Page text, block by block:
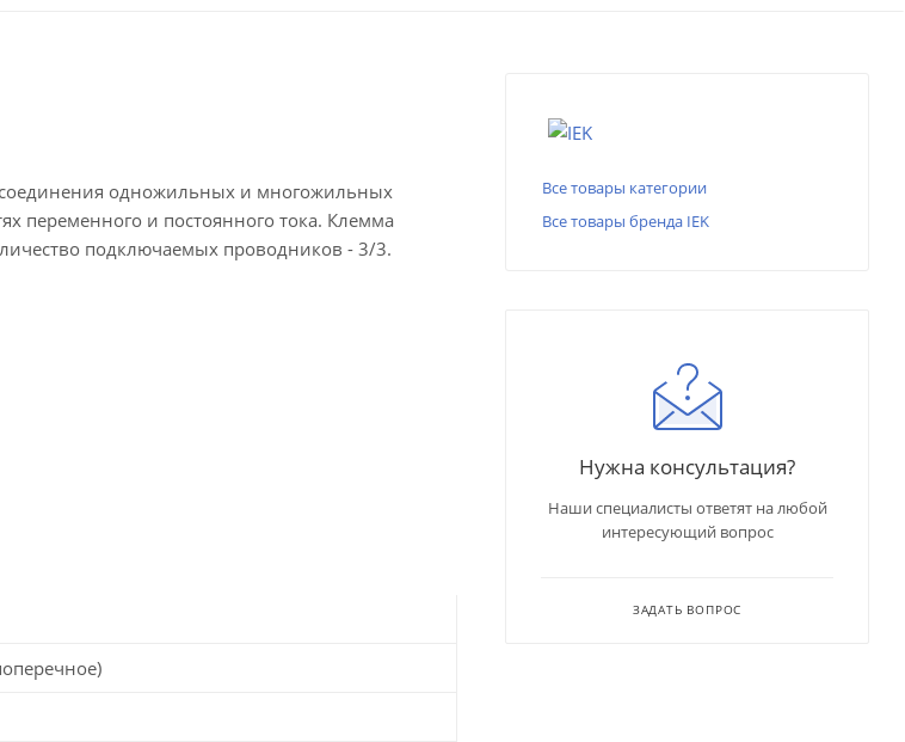
одножильных и многожильных
переменного и постоянного тока. Клемма
подключаемых проводников - 3/3.
Все товары категории
Все товары бренда IEK
Нужна консультация?
Наши специалисты ответят на любой
интересующий вопрос
ЗАДАТЬ ВОПРОС